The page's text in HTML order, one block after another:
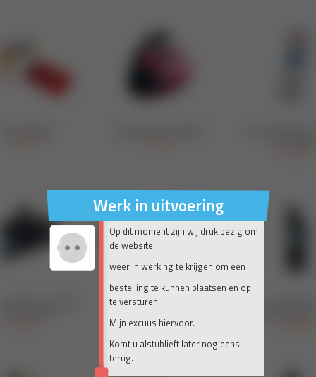
Werk in uitvoering
Op dit moment zijn wij druk bezig om
de website
weer in werking te krijgen om een
bestelling te kunnen plaatsen en op
te versturen.
Mijn excuus hiervoor.
Komt u alstublieft later nog eens
terug.